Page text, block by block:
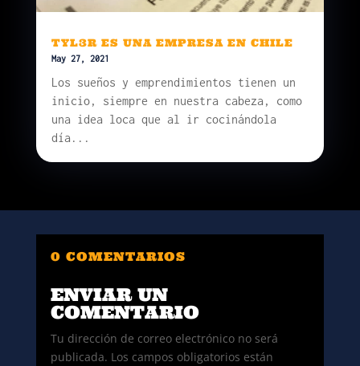
TYL3R ES UNA EMPRESA EN CHILE
May 27, 2021
Los sueños y emprendimientos tienen un
inicio, siempre en nuestra cabeza, como
una idea loca que al ir cocinándola
día...
0 COMENTARIOS
ENVIAR UN
COMENTARIO
Tu dirección de correo electrónico no será
publicada. Los campos obligatorios están